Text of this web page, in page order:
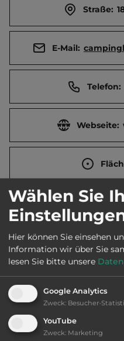
Straße:
E-Mail:
Telefon:
Webseite:
Telefon:
Château de la
Wählen Sie
Hier können Sie einsehen
Information wir über Sie
lesen Sie bitte unsere
Google Analytics
Zweck: Besucher-
YouTube
Zweck: Marketing